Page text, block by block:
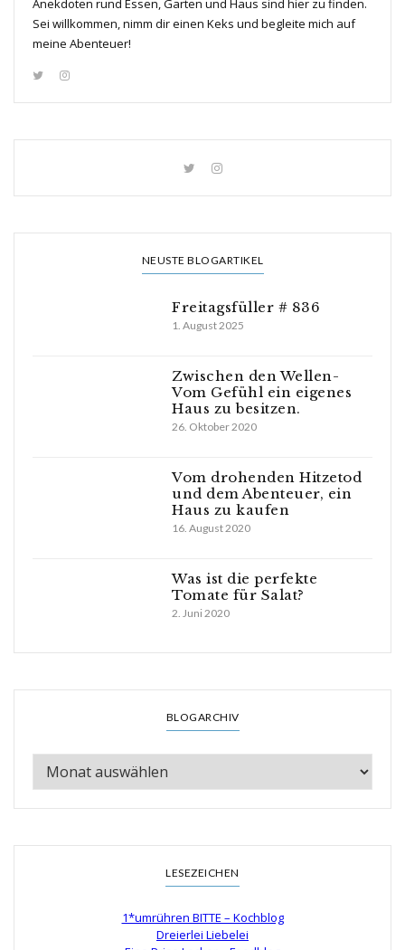
Anekdoten rund Essen, Garten und Haus sind hier zu finden.
Sei willkommen, nimm dir einen Keks und begleite mich auf
meine Abenteuer!
NEUSTE BLOGARTIKEL
Freitagsfüller # 836
1. August 2025
Zwischen den Wellen-
Vom Gefühl ein eigenes
Haus zu besitzen.
26. Oktober 2020
Vom drohenden Hitzetod
und dem Abenteuer, ein
Haus zu kaufen
16. August 2020
Was ist die perfekte
Tomate für Salat?
2. Juni 2020
BLOGARCHIV
LESEZEICHEN
1*umrühren BITTE – Kochblog
Dreierlei Liebelei